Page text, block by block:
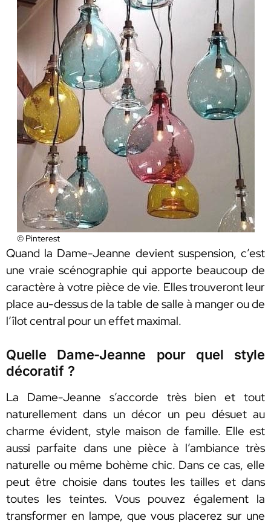
© Pinterest
Quand la Dame-Jeanne devient suspension, c’est
une vraie scénographie qui apporte beaucoup de
caractère à votre pièce de vie. Elles trouveront leur
place au-dessus de la table de salle à manger ou de
l’îlot central pour un effet maximal.
Quelle Dame-Jeanne pour quel style
décoratif ?
La Dame-Jeanne s’accorde très bien et tout
naturellement dans un décor un peu désuet au
charme évident, style maison de famille. Elle est
aussi parfaite dans une pièce à l’ambiance très
naturelle ou même bohème chic. Dans ce cas, elle
peut être choisie dans toutes les tailles et dans
toutes les teintes. Vous pouvez également la
transformer en lampe, que vous placerez sur une